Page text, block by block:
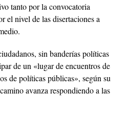
tanto por la convocatoria
el nivel de las disertaciones a
sin banderías políticas
de un «lugar de encuentros de
de políticas públicas», según su
avanza respondiendo a las